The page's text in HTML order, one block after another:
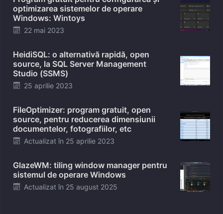
optimizarea sistemelor de operare
Windows: Wintoys
Posted
22 mai 2023
HeidiSQL: o alternativă rapidă, open
source, la SQL Server Management
Studio (SSMS)
Posted
25 aprilie 2023
FileOptimizer: program gratuit, open
source, pentru reducerea dimensiunii
documentelor, fotografiilor, etc
Posted
Actualizat în 25 aprilie 2023
GlazeWM: tiling window manager pentru
sistemul de operare Windows
Posted
Actualizat în 25 august 2025